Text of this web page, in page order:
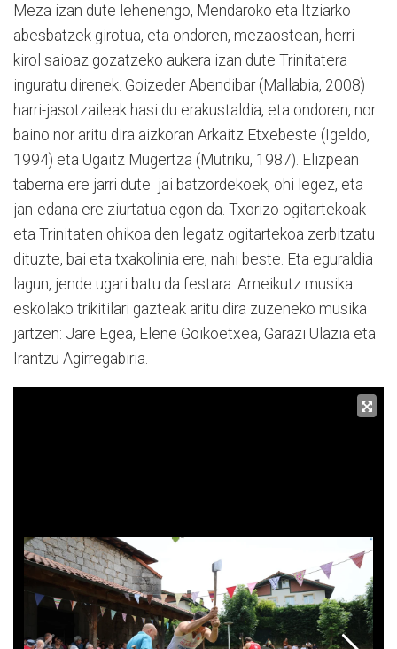
Meza izan dute lehenengo, Mendaroko eta Itziarko
abesbatzek girotua, eta ondoren, mezaostean, herri-
kirol saioaz gozatzeko aukera izan dute Trinitatera
inguratu direnek. Goizeder Abendibar (Mallabia, 2008)
harri-jasotzaileak hasi du erakustaldia, eta ondoren, nor
baino nor aritu dira aizkoran Arkaitz Etxebeste (Igeldo,
1994) eta Ugaitz Mugertza (Mutriku, 1987). Elizpean
taberna ere jarri dute jai batzordekoek, ohi legez, eta
jan-edana ere ziurtatua egon da. Txorizo ogitartekoak
eta Trinitaten ohikoa den legatz ogitartekoa zerbitzatu
dituzte, bai eta txakolinia ere, nahi beste. Eta eguraldia
lagun, jende ugari batu da festara. Ameikutz musika
eskolako trikitilari gazteak aritu dira zuzeneko musika
jartzen: Jare Egea, Elene Goikoetxea, Garazi Ulazia eta
Irantzu Agirregabiria.